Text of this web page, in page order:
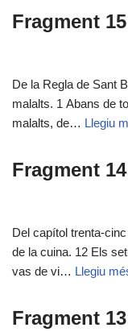
Fragment
De la Regla de Sant
malalts. 1 Abans de
malalts, de… Llegiu
Fragment
Del capítol trenta-
de la cuina. 12 Els
vas de vi… Llegiu
Fragment